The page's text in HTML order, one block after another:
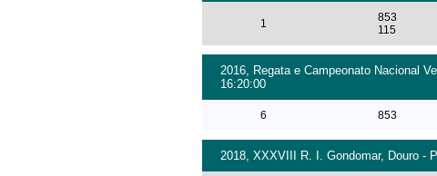
1
853
115
2016, Regata e Campeonato Nacional
16:20:00
6 853
2018, XXXVIII R. I. Gondomar, Douro -